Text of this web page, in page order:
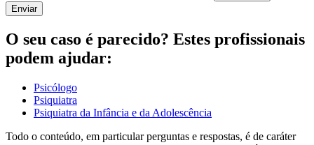
Enviar
O seu caso é parecido? Estes profissionais
podem ajudar:
Psicólogo
Psiquiatra
Psiquiatra da Infância e da Adolescência
Todo o conteúdo, em particular perguntas e respostas, é de caráter